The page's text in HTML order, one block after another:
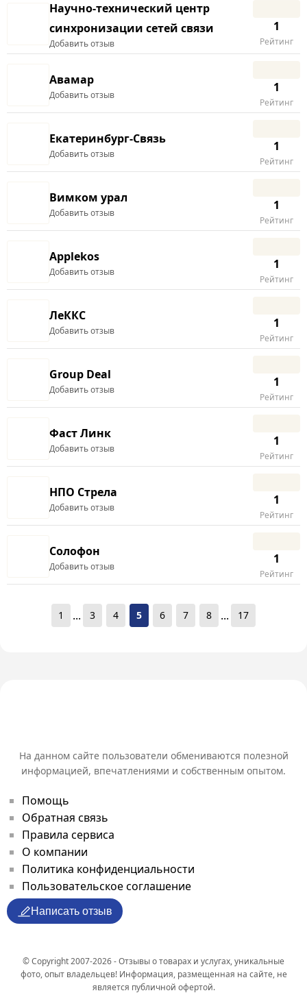
Научно-технический центр
синхронизации сетей связи
Добавить отзыв
1
Рейтинг
Авамар
Добавить отзыв
1
Рейтинг
Екатеринбург-Связь
Добавить отзыв
1
Рейтинг
Вимком урал
Добавить отзыв
1
Рейтинг
Applekos
Добавить отзыв
1
Рейтинг
ЛеККС
Добавить отзыв
1
Рейтинг
Group Deal
Добавить отзыв
1
Рейтинг
Фаст Линк
Добавить отзыв
1
Рейтинг
НПО Стрела
Добавить отзыв
1
Рейтинг
Солофон
Добавить отзыв
1
Рейтинг
1 ... 3 4 5 6 7 8 ... 17
На данном сайте пользователи обмениваются полезной
информацией, впечатлениями и собственным опытом.
Помощь
Обратная связь
Правила сервиса
О компании
Политика конфиденциальности
Пользовательское соглашение
Написать отзыв
© Copyright 2007-2026 - Отзывы о товарах и услугах, уникальные
фото, опыт владельцев! Информация, размещенная на сайте, не
является публичной офертой.